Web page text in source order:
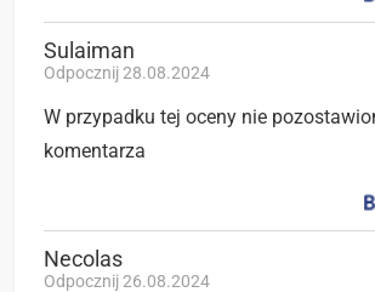
Sulaiman
Odpocznij 28.08.2024
W przypadku tej oceny nie
komentarza
Necolas
Odpocznij 26.08.2024